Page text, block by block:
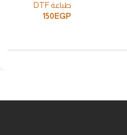
طباعة DTF
150 EGP